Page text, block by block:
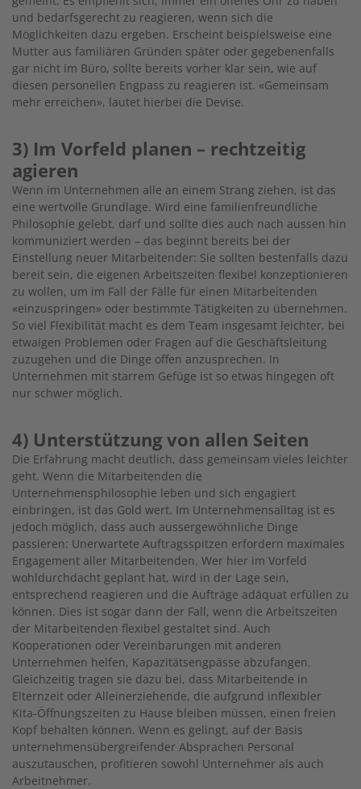
und bedarfsgerecht zu reagieren, wenn sich die
Möglichkeiten dazu ergeben. Erscheint beispielsweise eine
Mutter aus familiären Gründen später oder gegebenenfalls
gar nicht im Büro, sollte bereits vorher klar sein, wie auf
diesen personellen Engpass zu reagieren ist. «Gemeinsam
mehr erreichen», lautet hierbei die Devise.
3) Im Vorfeld planen – rechtzeitig
agieren
Wenn im Unternehmen alle an einem Strang ziehen, ist das
eine wertvolle Grundlage. Wird eine familienfreundliche
Philosophie gelebt, darf und sollte dies auch nach aussen hin
kommuniziert werden – das beginnt bereits bei der
Einstellung neuer Mitarbeitender: Sie sollten bestenfalls dazu
bereit sein, die eigenen Arbeitszeiten flexibel konzeptionieren
zu wollen, um im Fall der Fälle für einen Mitarbeitenden
«einzuspringen» oder bestimmte Tätigkeiten zu übernehmen.
So viel Flexibilität macht es dem Team insgesamt leichter, bei
etwaigen Problemen oder Fragen auf die Geschäftsleitung
zuzugehen und die Dinge offen anzusprechen. In
Unternehmen mit starrem Gefüge ist so etwas hingegen oft
nur schwer möglich.
4) Unterstützung von allen Seiten
Die Erfahrung macht deutlich, dass gemeinsam vieles leichter
geht. Wenn die Mitarbeitenden die
Unternehmensphilosophie leben und sich engagiert
einbringen, ist das Gold wert. Im Unternehmensalltag ist es
jedoch möglich, dass auch aussergewöhnliche Dinge
passieren: Unerwartete Auftragsspitzen erfordern maximales
Engagement aller Mitarbeitenden. Wer hier im Vorfeld
wohldurchdacht geplant hat, wird in der Lage sein,
entsprechend reagieren und die Aufträge adäquat erfüllen zu
können. Dies ist sogar dann der Fall, wenn die Arbeitszeiten
der Mitarbeitenden flexibel gestaltet sind. Auch
Kooperationen oder Vereinbarungen mit anderen
Unternehmen helfen, Kapazitätsengpässe abzufangen.
Gleichzeitig tragen sie dazu bei, dass Mitarbeitende in
Elternzeit oder Alleinerziehende, die aufgrund inflexibler
Kita-Öffnungszeiten zu Hause bleiben müssen, einen freien
Kopf behalten können. Wenn es gelingt, auf der Basis
unternehmensübergreifender Absprachen Personal
auszutauschen, profitieren sowohl Unternehmer als auch
Arbeitnehmer.